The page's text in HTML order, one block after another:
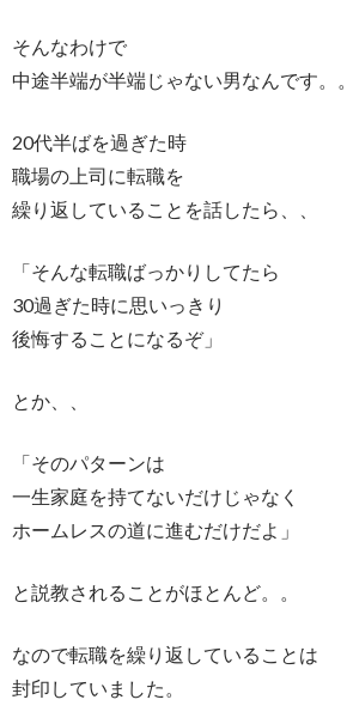
そんなわけで
中途半端が半端じゃない男なんです。。
20代半ばを過ぎた時
職場の上司に転職を
繰り返していることを話したら、、
「そんな転職ばっかりしてたら
30過ぎた時に思いっきり
後悔することになるぞ」
とか、、
「そのパターンは
一生家庭を持てないだけじゃなく
ホームレスの道に進むだけだよ」
と説教されることがほとんど。。
なので転職を繰り返していることは
封印していました。